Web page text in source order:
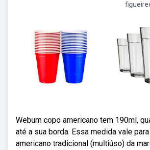
Webum copo americano tem 190ml,
até a sua borda. Essa medida vale
americano tradicional (multiúso) da